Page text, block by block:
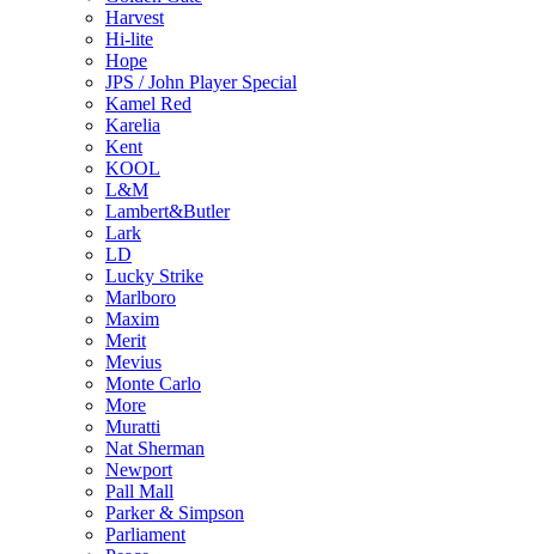
Harvest
Hi-lite
Hope
JPS / John Player Special
Kamel Red
Karelia
Kent
KOOL
L&M
Lambert&Butler
Lark
LD
Lucky Strike
Marlboro
Maxim
Merit
Mevius
Monte Carlo
More
Muratti
Nat Sherman
Newport
Pall Mall
Parker & Simpson
Parliament